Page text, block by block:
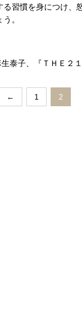
る習慣を身につけ、
。
生泰子、『ＴＨＥ２
← 1 2